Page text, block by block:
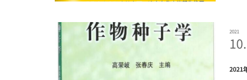
2021
2021